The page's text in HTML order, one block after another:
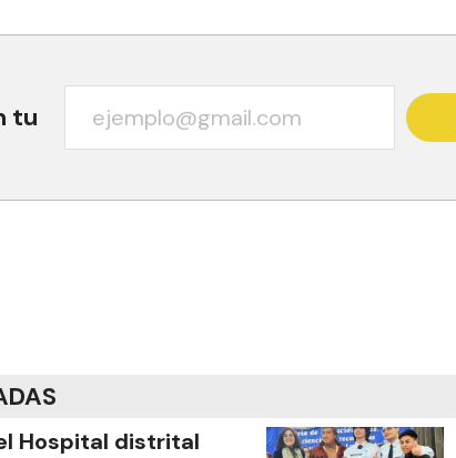
tu
Hospital distrital